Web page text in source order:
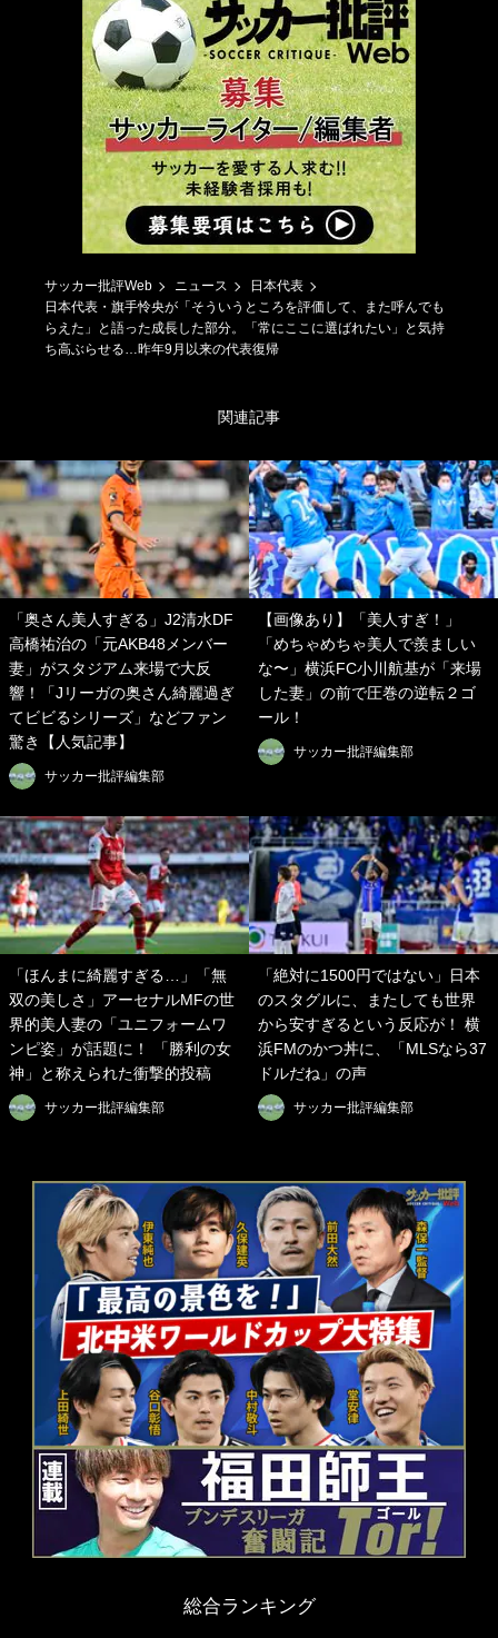
サッカー批評Web ニュース
日本代表
日本代表・旗手怜央が「そういうところを評価して、また呼んでも
らえた」と語った成長した部分。「常にここに選ばれたい」と気持
ち高ぶらせる…昨年9月以来の代表復帰
関連記事
「奥さん美人すぎる」J2清水DF
高橋祐治の「元AKB48メンバー
妻」がスタジアム来場で大反
響！「Jリーガの奥さん綺麗過ぎ
てビビるシリーズ」などファン
驚き【人気記事】
サッカー批評編集部
【画像あり】「美人すぎ！」
「めちゃめちゃ美人で羨ましい
な〜」横浜FC小川航基が「来場
した妻」の前で圧巻の逆転２ゴ
ール！
サッカー批評編集部
「ほんまに綺麗すぎる…」「無
双の美しさ」アーセナルMFの世
界的美人妻の「ユニフォームワ
ンピ姿」が話題に！ 「勝利の女
神」と称えられた衝撃的投稿
サッカー批評編集部
「絶対に1500円ではない」日本
のスタグルに、またしても世界
から安すぎるという反応が！ 横
浜FMのかつ丼に、「MLSなら37
ドルだね」の声
サッカー批評編集部
総合ランキング